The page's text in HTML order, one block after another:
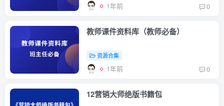
1年前 0
教师课件资料库（教师必备）
资源合集
1年前 0
12营销大师绝版书籍包